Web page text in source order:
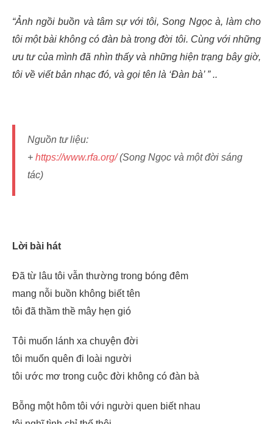
“Ảnh ngồi buồn và tâm sự với tôi, Song Ngọc à, làm cho
tôi một bài không có đàn bà trong đời tôi. Cùng với những
ưu tư của mình đã nhìn thấy và những hiện trạng bây giờ,
tôi về viết bản nhạc đó, và gọi tên là ‘Đàn bà’ ” ..
Nguồn tư liệu:
+ https://www.rfa.org/(Song Ngọc và một đời sáng
tác)
Lời bài hát
Đã từ lâu tôi vẫn thường trong bóng đêm
mang nỗi buồn không biết tên
tôi đã thầm thề mây hẹn gió
Tôi muốn lánh xa chuyện đời
tôi muốn quên đi loài người
tôi ước mơ trong cuộc đời không có đàn bà
Bỗng một hôm tôi với người quen biết nhau